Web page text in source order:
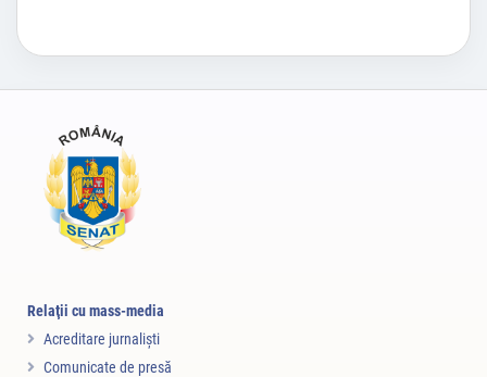
Relaţii cu mass-media
Acreditare jurnalişti
Comunicate de presă